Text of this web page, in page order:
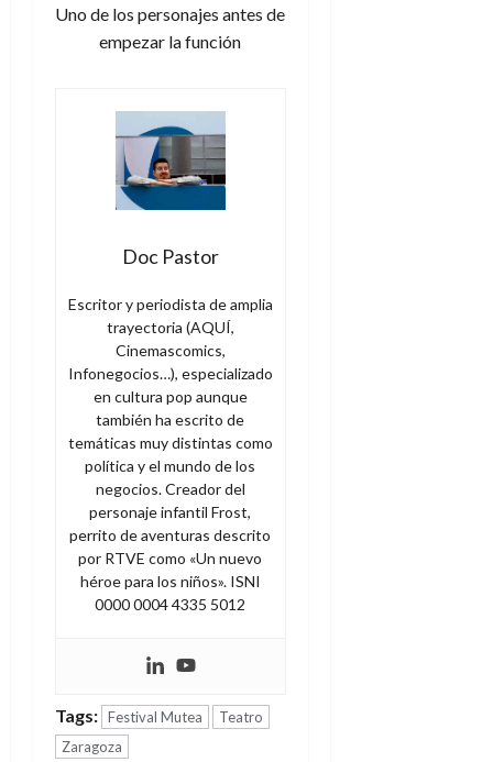
Uno de los personajes antes de
empezar la función
Doc Pastor
Escritor y periodista de amplia
trayectoria (AQUÍ,
Cinemascomics,
Infonegocios…), especializado
en cultura pop aunque
también ha escrito de
temáticas muy distintas como
política y el mundo de los
negocios. Creador del
personaje infantil Frost,
perrito de aventuras descrito
por RTVE como «Un nuevo
héroe para los niños». ISNI
0000 0004 4335 5012
Tags: Festival Mutea
Teatro
Zaragoza